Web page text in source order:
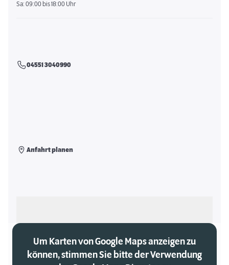
Sa: 09:00 bis 18:00 Uhr
04551 3040990
Anfahrt planen
Um Karten von Google Maps anzeigen zu
können, stimmen Sie bitte der Verwendung